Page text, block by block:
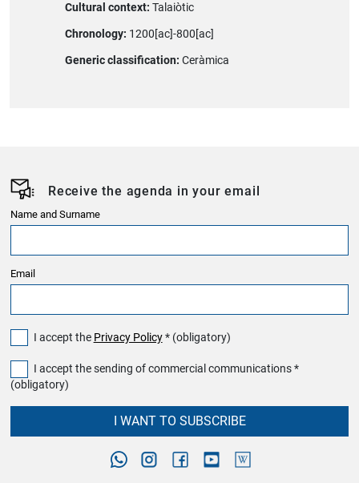
Cultural context: Talaiòtic
Chronology: 1200[ac]-800[ac]
Generic classification: Ceràmica
Receive the agenda in your email
Name and Surname
Email
I accept the Privacy Policy* (obligatory)
I accept the sending of commercial communications *
(obligatory)
I WANT TO SUBSCRIBE